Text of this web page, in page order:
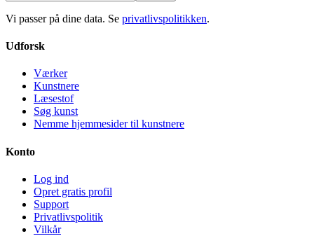
Vi passer på dine data. Se privatlivspolitikken.
Udforsk
Værker
Kunstnere
Læsestof
Søg kunst
Nemme hjemmesider til kunstnere
Konto
Log ind
Opret gratis profil
Support
Privatlivspolitik
Vilkår